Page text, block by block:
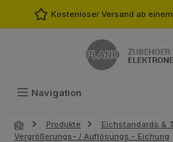
Zum Hauptinhalt springen
Kostenloser Versand ab
Navigation
Produkte
Eichstandards &
Vergrößerungs- / Auflösungs - Eichung